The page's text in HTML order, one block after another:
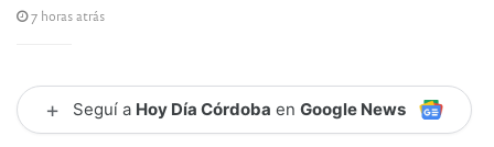
7 horas atrás
+ Seguí a Hoy Día Córdoba en Google News